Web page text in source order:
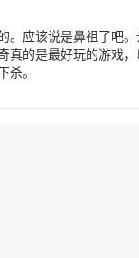
。应该说是鼻祖了吧
真的是最好玩的游戏
杀。